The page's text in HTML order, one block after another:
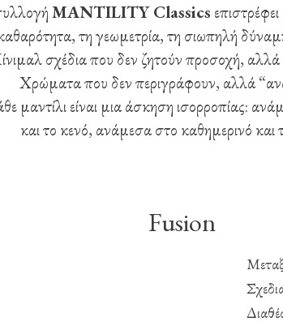
MANTILITY Classics
τη γεωμετρία, τη σιωπηλή
σχέδια που δεν ζητούν προσοχή,
Χρώματα που δεν περιγράφουν, αλλά
μαντίλι είναι μια άσκηση ισορροπίας:
και το κενό, ανάμεσα στο καθημερινό και
Fusion